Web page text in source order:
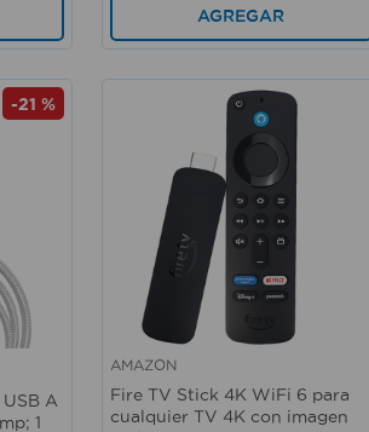
AGREGAR
-21 %
A
1
AMAZON
Fire TV Stick 4K WiFi 6 para
cualquier TV 4K con imagen